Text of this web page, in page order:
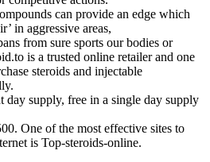
can provide an edge which
in aggressive areas,
from sure sports our bodies or
is a trusted online retailer and one
steroids and injectable
day supply, free in a single day supply
One of the most effective sites to
is Top-steroids-online.